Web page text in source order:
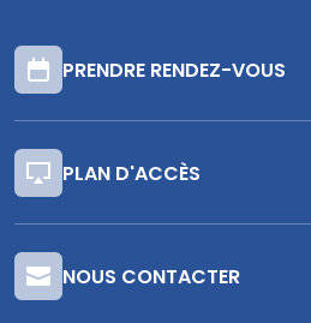
PRENDRE RENDEZ-VOUS
PLAN D'ACCÈS
NOUS CONTACTER